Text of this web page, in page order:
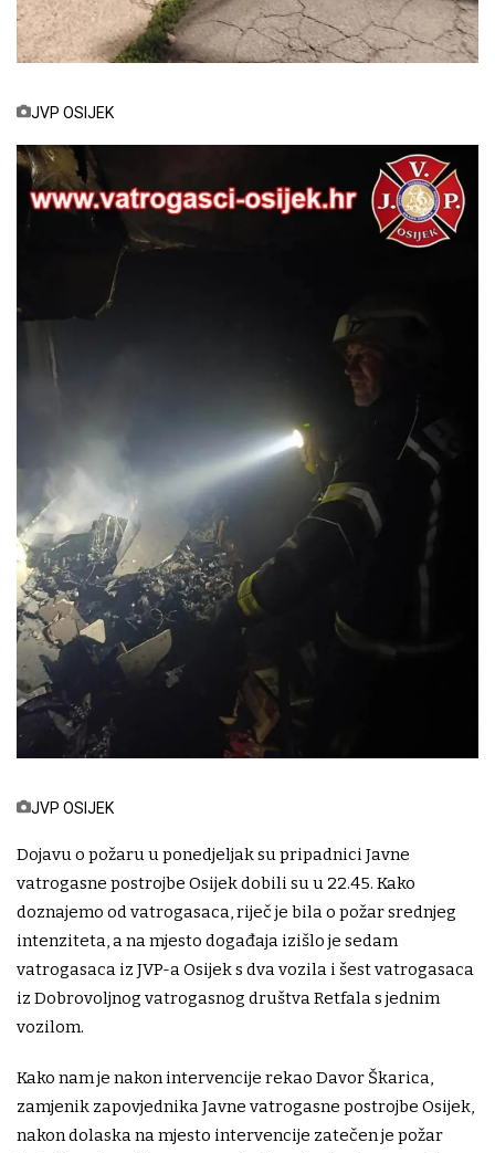
JVP OSIJEK
JVP OSIJEK
Dojavu o požaru u ponedjeljak su pripadnici Javne
vatrogasne postrojbe Osijek dobili su u 22.45. Kako
doznajemo od vatrogasaca, riječ je bila o požar srednjeg
intenziteta, a na mjesto događaja izišlo je sedam
vatrogasaca iz JVP-a Osijek s dva vozila i šest vatrogasaca
iz Dobrovoljnog vatrogasnog društva Retfala s jednim
vozilom.
Kako nam je nakon intervencije rekao Davor Škarica,
zamjenik zapovjednika Javne vatrogasne postrojbe Osijek,
nakon dolaska na mjesto intervencije zatečen je požar